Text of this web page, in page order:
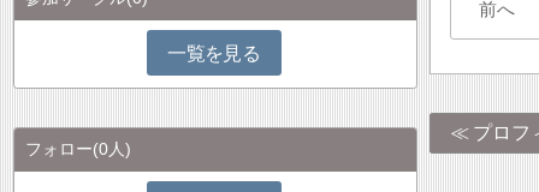
前へ
プロフ
一覧を見る
フォロー(0人)